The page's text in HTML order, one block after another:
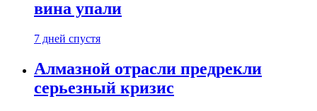
вина упали
7 дней спустя
Алмазной отрасли предрекли
серьезный кризис